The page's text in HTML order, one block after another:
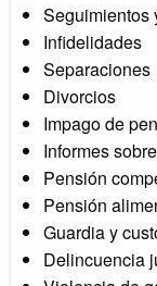
Seguimientos
Infidelidades
Separaciones
Divorcios
Impago de
Informes
Pensión
Pensión
Guardia y
Delincuencia